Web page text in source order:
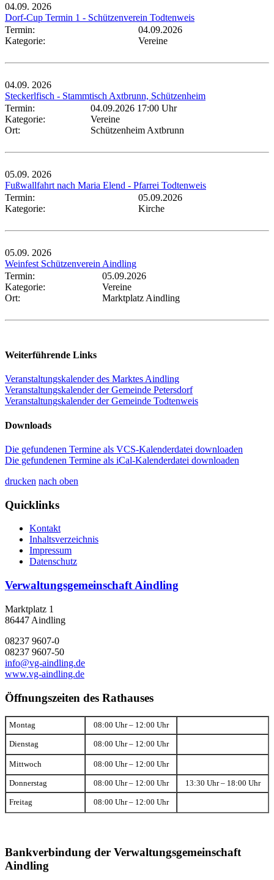
04.09. 2026
Dorf-Cup Termin 1 - Schützenverein Todtenweis
Termin:
04.09.2026
Kategorie:
Vereine
04.09. 2026
Steckerlfisch - Stammtisch Axtbrunn, Schützenheim
Termin:
04.09.2026 17:00 Uhr
Kategorie:
Vereine
Ort:
Schützenheim Axtbrunn
05.09. 2026
Fußwallfahrt nach Maria Elend - Pfarrei Todtenweis
Termin:
05.09.2026
Kategorie:
Kirche
05.09. 2026
Weinfest Schützenverein Aindling
Termin:
05.09.2026
Kategorie:
Vereine
Ort:
Marktplatz Aindling
Weiterführende Links
Veranstaltungskalender des Marktes Aindling
Veranstaltungskalender der Gemeinde Petersdorf
Veranstaltungskalender der Gemeinde Todtenweis
Downloads
Die gefundenen Termine als VCS-Kalenderdatei downloaden
Die gefundenen Termine als iCal-Kalenderdatei downloaden
drucken nach oben
Quicklinks
Kontakt
Inhaltsverzeichnis
Impressum
Datenschutz
Verwaltungsgemeinschaft Aindling
Marktplatz 1
86447 Aindling
08237 9607-0
08237 9607-50
info@vg-aindling.de
www.vg-aindling.de
Öffnungszeiten des Rathauses
Montag 08:00 Uhr – 12:00 Uhr
Dienstag 08:00 Uhr – 12:00 Uhr
Mittwoch 08:00 Uhr – 12:00 Uhr
Donnerstag 08:00 Uhr – 12:00 Uhr 13:30 Uhr – 18:00 Uhr
Freitag 08:00 Uhr – 12:00 Uhr
Bankverbindung der Verwaltungsgemeinschaft
Aindling